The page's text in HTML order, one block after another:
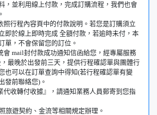
，並利用線上付款，完成訂購流程，我們也會
照行程內容頁中的付款說明。若您是訂購須立
即於線上即時完成 全額付款，若逾時未付，本
單，不會保留您的訂位。
會 mail封付款成功通知信函給您，經專屬服務
最晚於出發前三天，提供行程確認單與團體行
也可以在訂單查詢中得知(若行程確認單有變
發前聯絡您)。
代收轉付收據』，請通知業務人員郵寄到您指
旅遊契約、金流等相關規定辦理。